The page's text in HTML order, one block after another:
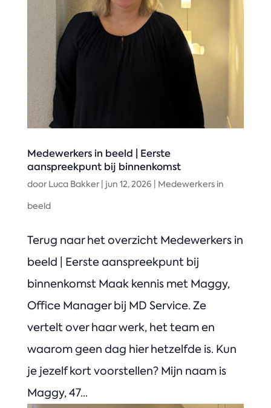
Medewerkers in beeld | Eerste
aanspreekpunt bij binnenkomst
door Luca Bakker| jun 12, 2026
Medewerkers in
beeld
Terug naar het overzicht Medewerkers in
beeld | Eerste aanspreekpunt bij
binnenkomst Maak kennis met Maggy,
Office Manager bij MD Service. Ze
vertelt over haar werk, het team en
waarom geen dag hier hetzelfde is. Kun
je jezelf kort voorstellen? Mijn naam is
Maggy, 47...